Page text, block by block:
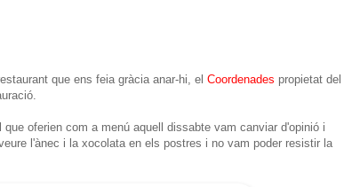
que ens feia gràcia anar-hi, el Coordenades propietat del
oferien com a menú aquell dissabte vam canviar d'opinió i
l'ànec i la xocolata en els postres i no vam poder resistir la